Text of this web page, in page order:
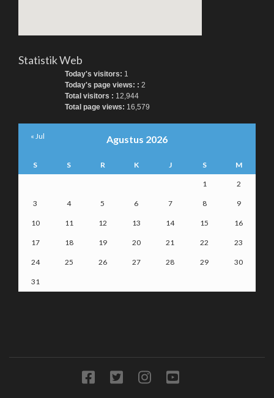
Statistik Web
Today's visitors: 1
Today's page views: : 2
Total visitors : 12,944
Total page views: 16,579
Agustus 2026
S S R K J S M
1 2
3 4 5 6 7 8 9
10 11 12 13 14 15 16
17 18 19 20 21 22 23
24 25 26 27 28 29 30
31
« Jul